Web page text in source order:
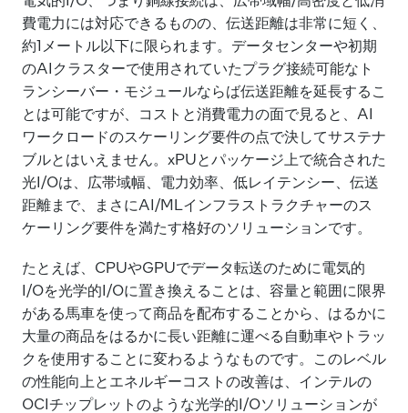
費電力には対応できるものの、伝送距離は非常に短く、
約1メートル以下に限られます。データセンターや初期
のAIクラスターで使用されていたプラグ接続可能なト
ランシーバー・モジュールならば伝送距離を延長するこ
とは可能ですが、コストと消費電力の面で見ると、AI
ワークロードのスケーリング要件の点で決してサステナ
ブルとはいえません。xPUとパッケージ上で統合された
光I/Oは、広帯域幅、電力効率、低レイテンシー、伝送
距離まで、まさにAI/MLインフラストラクチャーのス
ケーリング要件を満たす格好のソリューションです。
たとえば、CPUやGPUでデータ転送のために電気的
I/Oを光学的I/Oに置き換えることは、容量と範囲に限界
がある馬車を使って商品を配布することから、はるかに
大量の商品をはるかに長い距離に運べる自動車やトラッ
クを使用することに変わるようなものです。このレベル
の性能向上とエネルギーコストの改善は、インテルの
OCIチップレットのような光学的I/Oソリューションが